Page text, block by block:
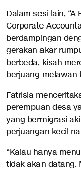
Dalam sesi lain,
Corporate
berdampingan
gerakan akar
berbeda, kisah
berjuang melawan
Fatrisia
perempuan desa
yang bermigrasi
perjuangan kecil
“Kalau hanya
tidak akan datang.